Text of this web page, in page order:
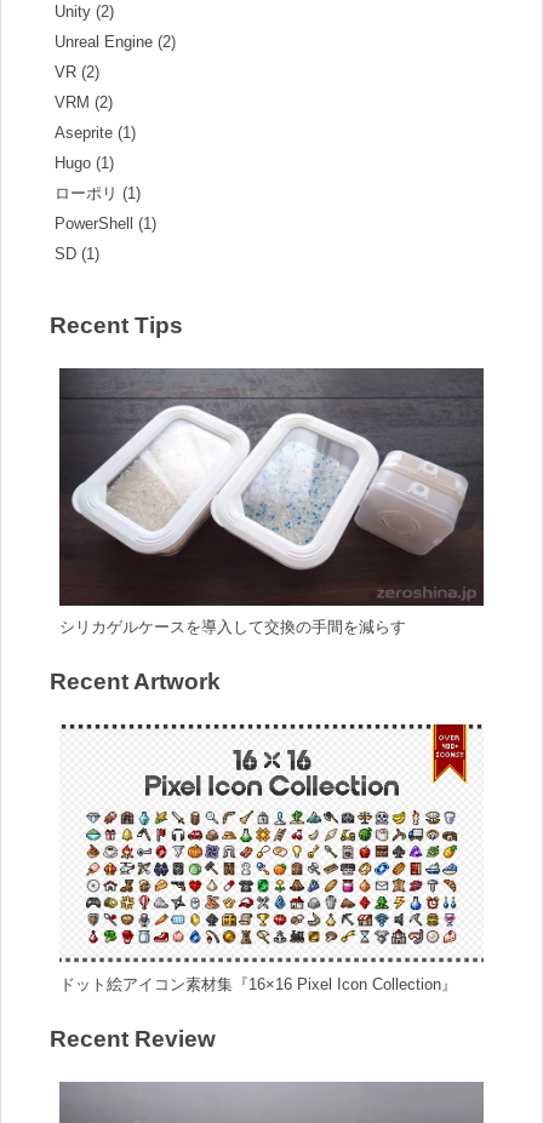
Unity (2)
Unreal Engine (2)
VR (2)
VRM (2)
Aseprite (1)
Hugo (1)
ローポリ (1)
PowerShell (1)
SD (1)
Recent Tips
シリカゲルケースを導入して交換の手間を減らす
Recent Artwork
ドット絵アイコン素材集『16×16 Pixel Icon Collection』
Recent Review